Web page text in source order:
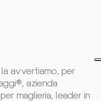
la avvertiamo, per
azienda
maglieria, leader in